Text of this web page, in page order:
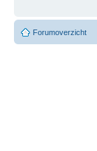
Forumoverzicht